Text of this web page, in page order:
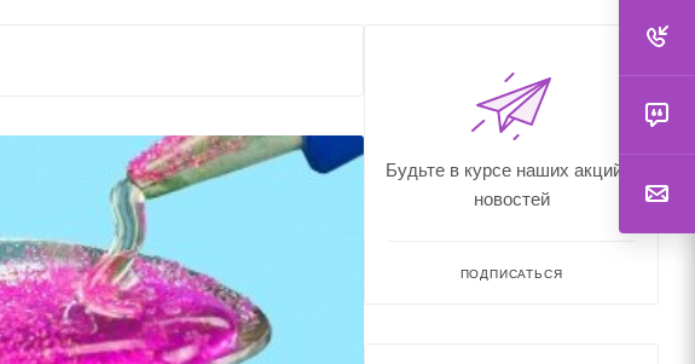
Будьте в курсе наших акций и
новостей
ПОДПИСАТЬСЯ